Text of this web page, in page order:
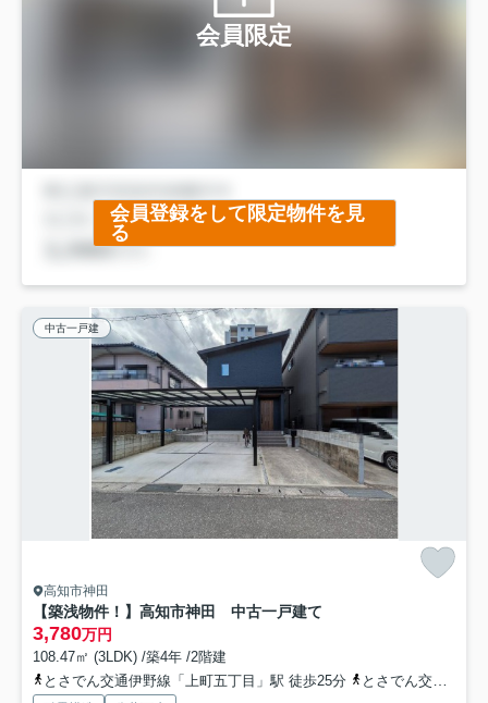
会員限定
会員登録をして限定物件を見
る
中古一戸建
高知市神田
【築浅物件！】高知市神田 中古一戸建て
3,780万円
108.47㎡ (3LDK) /築4年 /2階建
とさでん交通伊野線「上町五丁目」駅 徒歩25分
とさでん交通「吉野川橋（高知県）」バス停下車 徒歩3分